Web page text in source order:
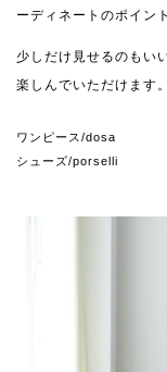
ーディネートのポイン
少しだけ見せるのもい
楽しんでいただけます。
ワンピース/dosa
シューズ/porselli